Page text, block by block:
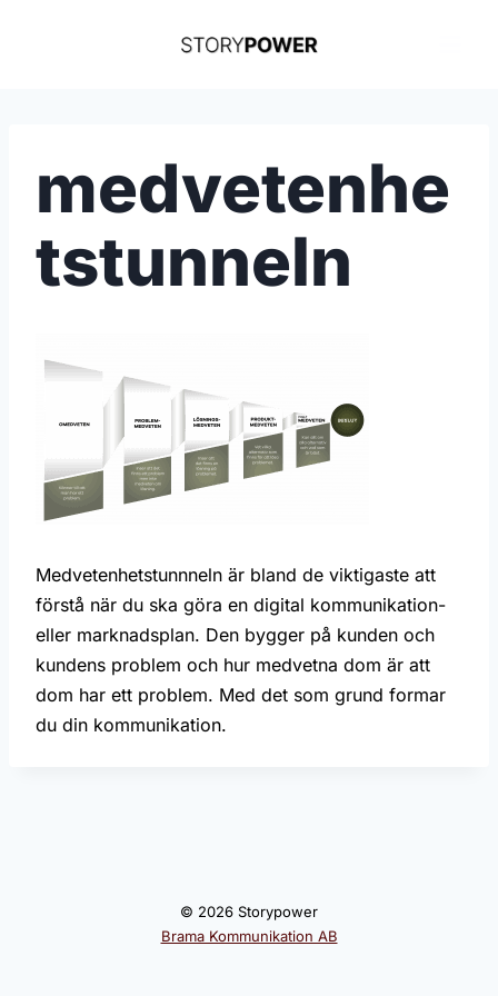
medvetenhe
tstunneln
Medvetenhetstunnneln är bland de viktigaste att
förstå när du ska göra en digital kommunikation-
eller marknadsplan. Den bygger på kunden och
kundens problem och hur medvetna dom är att
dom har ett problem. Med det som grund formar
du din kommunikation.
© 2026 Storypower
Brama Kommunikation AB